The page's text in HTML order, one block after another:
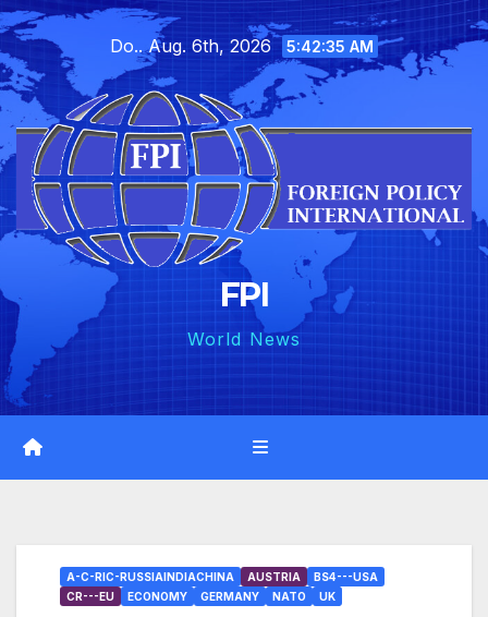
Skip
to
content
Do.. Aug. 6th, 2026 5:42:36 AM
FPI
World News
A-C-RIC-RUSSIAINDIACHINA AUSTRIA
BS4---USA
CR---EU
ECONOMY GERMANY NATO UK